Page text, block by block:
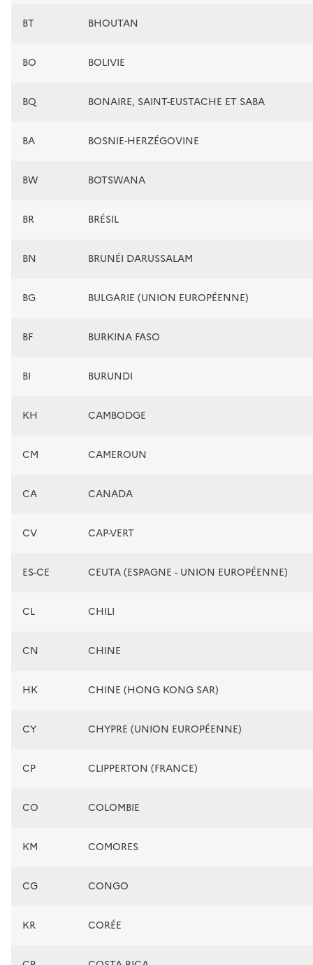
BT BHOUTAN
BO BOLIVIE
BQ BONAIRE, SAINT-EUSTACHE ET SABA
BA BOSNIE-HERZÉGOVINE
BW BOTSWANA
BR BRÉSIL
BN BRUNÉI DARUSSALAM
BG BULGARIE (UNION EUROPÉENNE)
BF BURKINA FASO
BI BURUNDI
KH CAMBODGE
CM CAMEROUN
CA CANADA
CV CAP-VERT
ES-CE CEUTA (ESPAGNE - UNION EUROPÉENNE)
CL CHILI
CN CHINE
HK CHINE (HONG KONG SAR)
CY CHYPRE (UNION EUROPÉENNE)
CP CLIPPERTON (FRANCE)
CO COLOMBIE
KM COMORES
CG CONGO
KR CORÉE